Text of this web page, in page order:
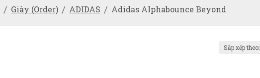
Giày (Order) ADIDAS Adidas Alphabounce Beyond
Sắp xếp theo: